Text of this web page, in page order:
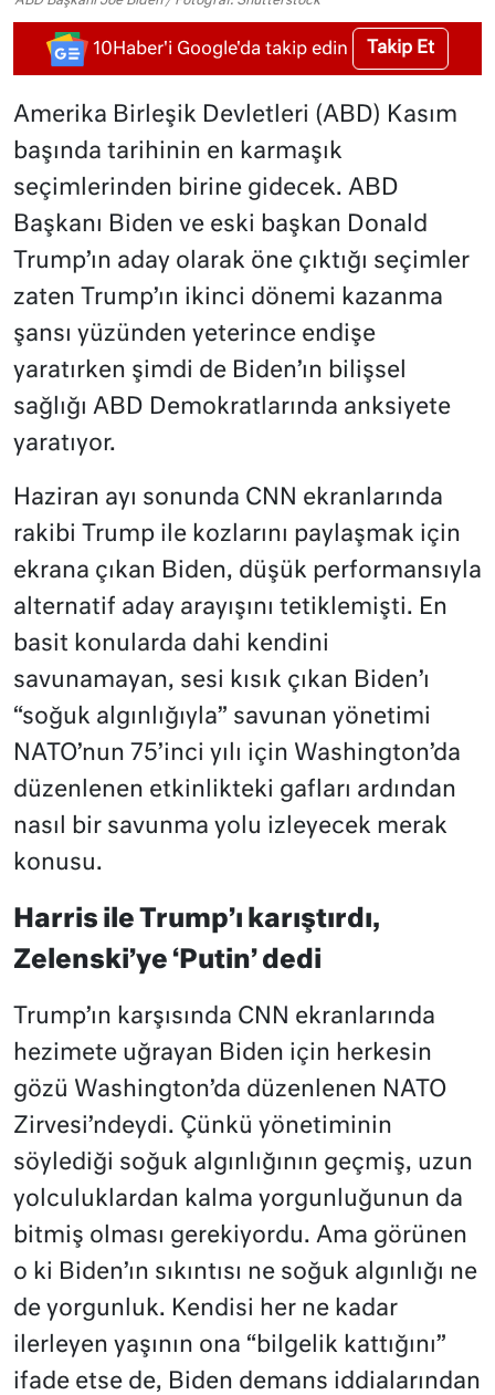
10Haber'i Google'da takip edin Takip Et
Amerika Birleşik Devletleri (ABD) Kasım
başında tarihinin en karmaşık
seçimlerinden birine gidecek. ABD
Başkanı Biden ve eski başkan Donald
Trump’ın aday olarak öne çıktığı seçimler
zaten Trump’ın ikinci dönemi kazanma
şansı yüzünden yeterince endişe
yaratırken şimdi de Biden’ın bilişsel
sağlığı ABD Demokratlarında anksiyete
yaratıyor.
Haziran ayı sonunda CNN ekranlarında
rakibi Trump ile kozlarını paylaşmak için
ekrana çıkan Biden, düşük performansıyla
alternatif aday arayışını tetiklemişti. En
basit konularda dahi kendini
savunamayan, sesi kısık çıkan Biden’ı
“soğuk algınlığıyla” savunan yönetimi
NATO’nun 75’inci yılı için Washington’da
düzenlenen etkinlikteki gafları ardından
nasıl bir savunma yolu izleyecek merak
konusu.
Harris ile Trump’ı karıştırdı,
Zelenski’ye ‘Putin’ dedi
Trump’ın karşısında CNN ekranlarında
hezimete uğrayan Biden için herkesin
gözü Washington’da düzenlenen NATO
Zirvesi’ndeydi. Çünkü yönetiminin
söylediği soğuk algınlığının geçmiş, uzun
yolculuklardan kalma yorgunluğunun da
bitmiş olması gerekiyordu. Ama görünen
o ki Biden’ın sıkıntısı ne soğuk algınlığı ne
de yorgunluk. Kendisi her ne kadar
ilerleyen yaşının ona “bilgelik kattığını”
ifade etse de, Biden demans iddialarından